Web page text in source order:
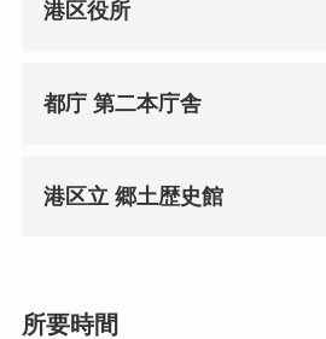
港区役所
都庁 第二本庁舎
港区立 郷土歴史館
所要時間